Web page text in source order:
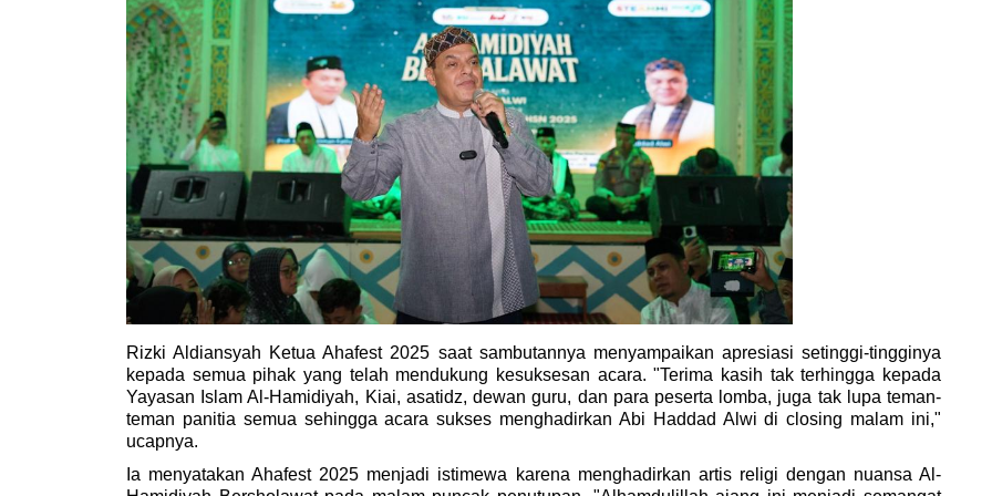
Rizki Aldiansyah Ketua Ahafest 2025 saat sambutannya menyampaikan apresiasi setinggi-tingginya
kepada semua pihak yang telah mendukung kesuksesan acara. "Terima kasih tak terhingga kepada
Yayasan Islam Al-Hamidiyah, Kiai, asatidz, dewan guru, dan para peserta lomba, juga tak lupa teman-
teman panitia semua sehingga acara sukses menghadirkan Abi Haddad Alwi di closing malam ini,"
ucapnya.
Ia menyatakan Ahafest 2025 menjadi istimewa karena menghadirkan artis religi dengan nuansa Al-